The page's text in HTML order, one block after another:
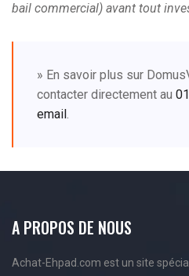
bail commercial) avant tout
» En savoir plus sur
contacter directement au
email .
A PROPOS DE NOUS
Achat-Ehpad.com est un site